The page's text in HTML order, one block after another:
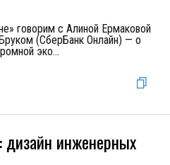
говорим с Алиной Ермаковой
(СберБанк Онлайн) — о
эко...
дизайн инженерных